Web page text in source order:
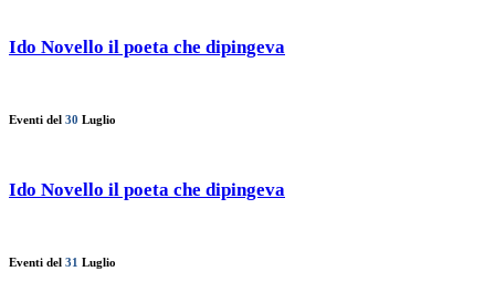
Ido Novello il poeta che dipingeva
Eventi del 30 Luglio
Ido Novello il poeta che dipingeva
Eventi del 31 Luglio